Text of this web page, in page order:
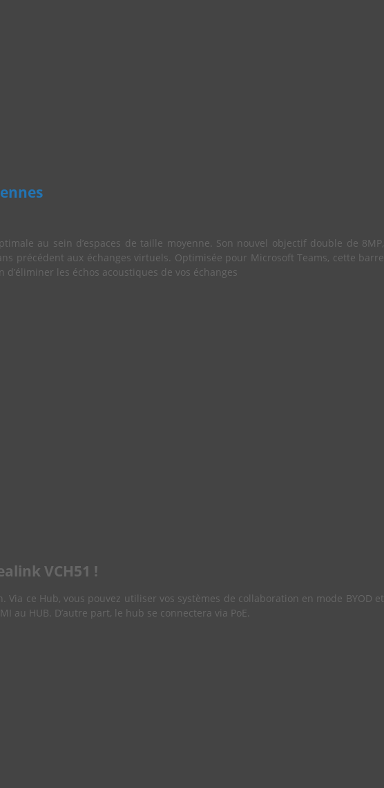
au sein d’espaces de taille moyenne. Son nouvel objectif double de 8MP,
précédent aux échanges virtuels. Optimisée pour Microsoft Teams, cette barre
les échos acoustiques de vos échanges
VCH51 !
ce Hub, vous pouvez utiliser vos systèmes de collaboration en mode BYOD et
au HUB. D’autre part, le hub se connectera via PoE.